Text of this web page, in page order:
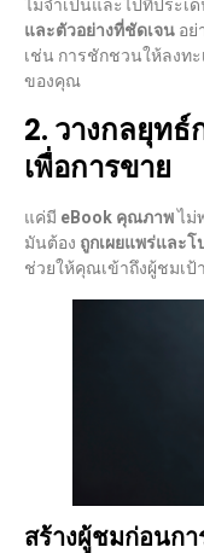
ไม่จำเป็นและไปที่ประเ
และตัวอย่างที่ชัดเจนอย่
เช่น การชักชวนให้ลงท
ของคุณ
2. วางกลยุท
เพื่อการขาย
แค่มี eBook คุณภาพไม่
มันต้อง ถูกเผยแพร่และ
ช่วยให้คุณเข้าถึงผู้ชมเ
สร้างผู้ชมก่อนกา